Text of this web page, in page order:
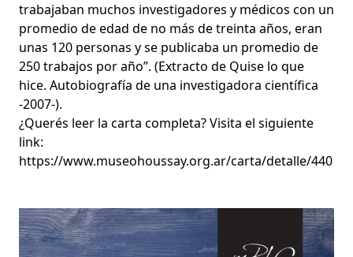
trabajaban muchos investigadores y médicos con un
promedio de edad de no más de treinta años, eran
unas 120 personas y se publicaba un promedio de
250 trabajos por año”. (Extracto de Quise lo que
hice. Autobiografía de una investigadora científica
-2007-).
¿Querés leer la carta completa? Visita el siguiente
link:
https://www.museohoussay.org.ar/carta/detalle/440